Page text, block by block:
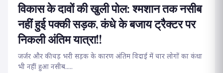
विकास के दावों की खुली पोल: श्मशान तक नसीब
नहीं हुई पक्की सड़क, कंधे के बजाय ट्रैक्टर पर
निकली अंतिम यात्रा!!
जर्जर और कीचड़ भरी सड़क के कारण अंतिम विदाई में चार लोगों का कंधा
भी नहीं हुआ नसीब.....